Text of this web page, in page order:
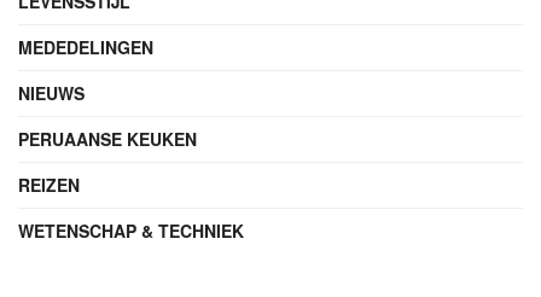
MEDEDELINGEN
NIEUWS
PERUAANSE KEUKEN
REIZEN
WETENSCHAP & TECHNIEK